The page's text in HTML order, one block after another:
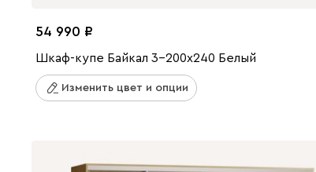
54 990
Шкаф-купе Байкал 3-200x240 Белый
Изменить цвет и опции